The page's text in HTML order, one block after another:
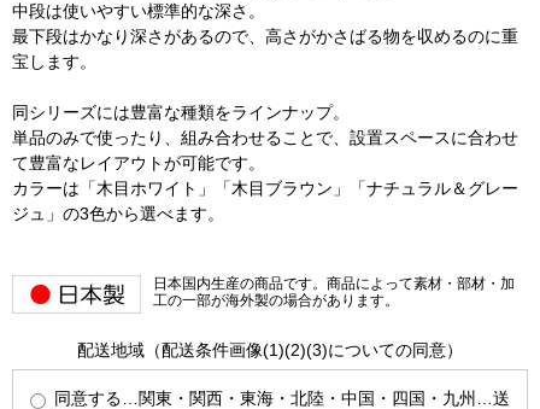
中段は使いやすい標準的な深さ。
最下段はかなり深さがあるので、高さがかさばる物を収めるのに重
宝します。
同シリーズには豊富な種類をラインナップ。
単品のみで使ったり、組み合わせることで、設置スペースに合わせ
て豊富なレイアウトが可能です。
カラーは「木目ホワイト」「木目ブラウン」「ナチュラル＆グレー
ジュ」の3色から選べます。
日本国内生産の商品です。商品によって素材・部材・加
工の一部が海外製の場合があります。
配送地域（配送条件画像(1)(2)(3)についての同意）
同意する…関東・関西・東海・北陸・中国・四国・九州…送